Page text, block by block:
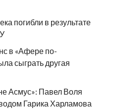
погибли в результате
в «Афере по-
сыграть другая
Асмус»: Павел Воля
Гарика Харламова